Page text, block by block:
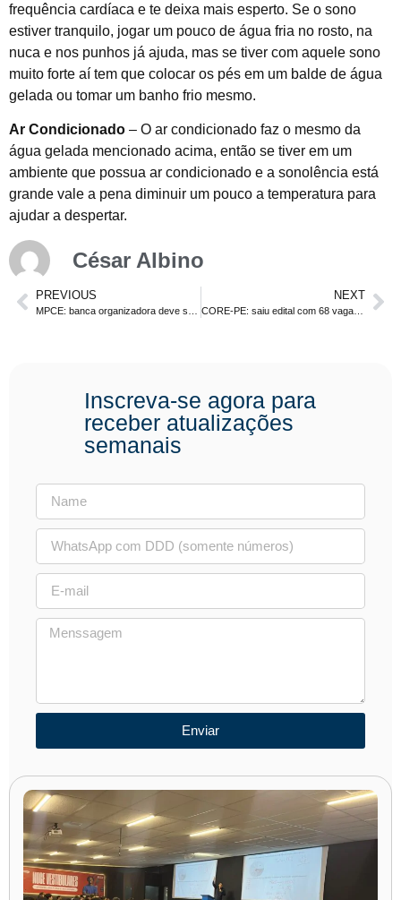
frequência cardíaca e te deixa mais esperto. Se o sono
estiver tranquilo, jogar um pouco de água fria no rosto, na
nuca e nos punhos já ajuda, mas se tiver com aquele sono
muito forte aí tem que colocar os pés em um balde de água
gelada ou tomar um banho frio mesmo.
Ar Condicionado – O ar condicionado faz o mesmo da
água gelada mencionado acima, então se tiver em um
ambiente que possua ar condicionado e a sonolência está
grande vale a pena diminuir um pouco a temperatura para
ajudar a despertar.
César Albino
PREVIOUS NEXT
CORE-PE: saiu edital com 68 vagas. Níveis médio e superior
Inscreva-se agora para
receber atualizações
semanais
Enviar